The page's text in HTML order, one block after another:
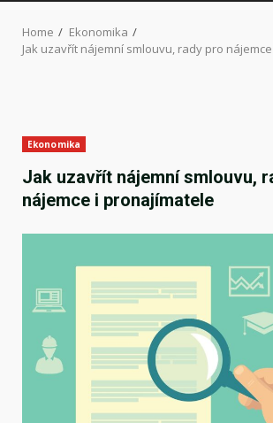
Home
Ekonomika
Jak uzavřít nájemní smlouvu, rady pro
Ekonomika
Jak uzavřít nájemní smlouvu,
nájemce i pronajímatele